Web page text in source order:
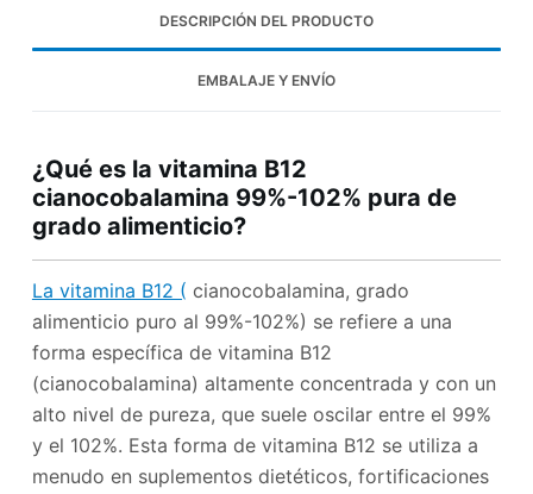
DESCRIPCIÓN DEL PRODUCTO
EMBALAJE Y ENVÍO
¿Qué es la vitamina B12
cianocobalamina 99%-102% pura de
grado alimenticio?
La vitamina B12 ( cianocobalamina, grado
alimenticio puro al 99%-102%) se refiere a una
forma específica de vitamina B12
(cianocobalamina) altamente concentrada y con un
alto nivel de pureza, que suele oscilar entre el 99%
y el 102%. Esta forma de vitamina B12 se utiliza a
menudo en suplementos dietéticos, fortificaciones